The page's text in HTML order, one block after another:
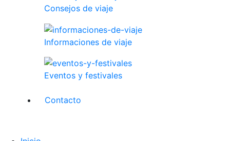
Consejos de viaje
Informaciones de viaje
Eventos y festivales
Contacto